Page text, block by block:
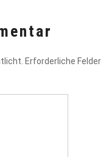
Erforderliche Felder